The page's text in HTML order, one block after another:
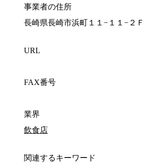
事業者の住所
長崎県長崎市浜町１１−１１−２Ｆ
URL
FAX番号
業界
飲食店
関連するキーワード